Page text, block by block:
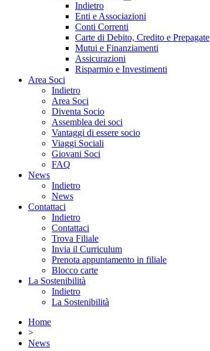
Indietro
Enti e Associazioni
Conti Correnti
Carte di Debito, Credito e Prepagate
Mutui e Finanziamenti
Assicurazioni
Risparmio e Investimenti
Area Soci
Indietro
Area Soci
Diventa Socio
Assemblea dei soci
Vantaggi di essere socio
Viaggi Sociali
Giovani Soci
FAQ
News
Indietro
News
Contattaci
Indietro
Contattaci
Trova Filiale
Invia il Curriculum
Prenota appuntamento in filiale
Blocco carte
La Sostenibilità
Indietro
La Sostenibilità
Home
>
News